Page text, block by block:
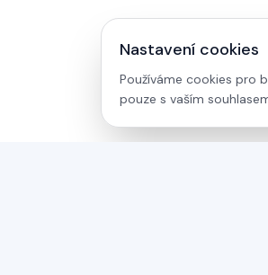
Nastavení cookies
Používáme cookies pro
pouze s vaším